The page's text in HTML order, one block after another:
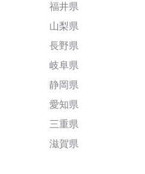
福井県
山梨県
長野県
岐阜県
静岡県
愛知県
三重県
滋賀県